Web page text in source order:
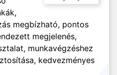
megbízható, pontos
megjelenés,
munkavégzéshez
kedvezményes